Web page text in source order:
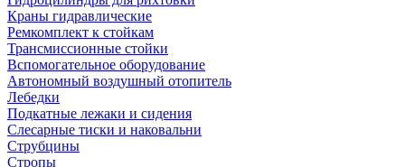
Краны гидравлические
Ремкомплект к стойкам
Трансмиссионные стойки
Вспомогательное оборудование
Автономный воздушный отопитель
Лебедки
Подкатные лежаки и сидения
Слесарные тиски и наковальни
Струбцины
Стропы